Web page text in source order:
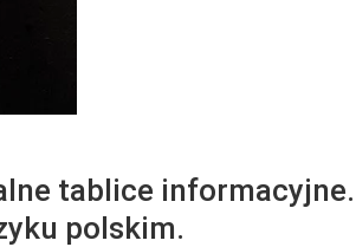
tablice
polskim.